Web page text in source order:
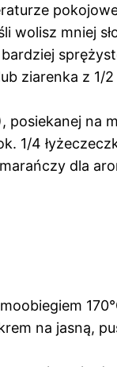
wolisz mniej
bardziej
ziarenka z 1/
na
1/4
dla
na jasną,